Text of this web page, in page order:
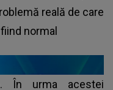
reală de care
normal
În urma acestei